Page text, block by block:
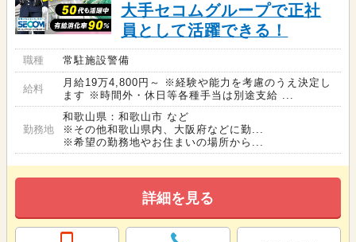
大手セコムグループで正社
員として活躍できる！
職種 常駐施設警備
給料
月給19万4,800円～ ※経験や能力を考慮のうえ決定し
ます ※時間外・休日等各種手当は別途支給 ...
勤務地
和歌山県：和歌山市 など
※その他和歌山県内、大阪府などに勤...
※希望の勤務地やお住まいの場所から...
詳細を見る